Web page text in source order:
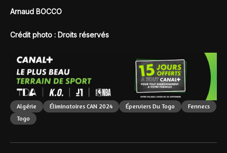
Arnaud BOCCO
Crédit photo : Droits réservés
Algérie Éliminatoires CAN 2024 Éperviers Du Togo
Fennecs
Togo